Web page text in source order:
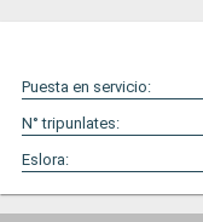
Puesta en servicio:
N° tripunlates:
Eslora: